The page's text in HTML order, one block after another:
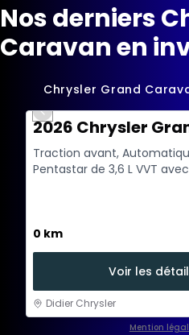
Nos derniers
Caravan en
Chrysler Grand
Previous slide
2026 Chrysler
Traction avant,
Pentastar de 3,6 L VVT
0 km
Voir les
Didier Chrysler
Mention